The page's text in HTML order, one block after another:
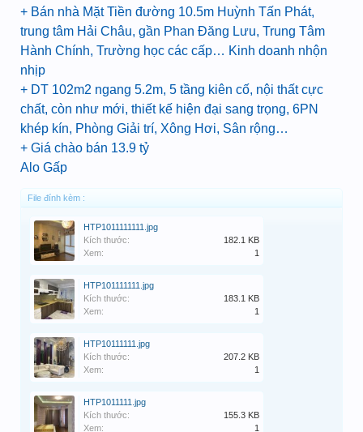
+ Bán nhà Mặt Tiền đường 10.5m Huỳnh Tấn Phát,
trung tâm Hải Châu, gần Phan Đăng Lưu, Trung Tâm
Hành Chính, Trường học các cấp… Kinh doanh nhộn
nhịp
+ DT 102m2 ngang 5.2m, 5 tầng kiên cố, nội thất cực
chất, còn như mới, thiết kế hiện đại sang trọng, 6PN
khép kín, Phòng Giải trí, Xông Hơi, Sân rộng…
+ Giá chào bán 13.9 tỷ
Alo Gấp
File đính kèm :
HTP1011111111.jpg
Kích thước:
182.1 KB
Xem:
1
HTP101111111.jpg
Kích thước:
183.1 KB
Xem:
1
HTP10111111.jpg
Kích thước:
207.2 KB
Xem:
1
HTP1011111.jpg
Kích thước:
155.3 KB
Xem:
1